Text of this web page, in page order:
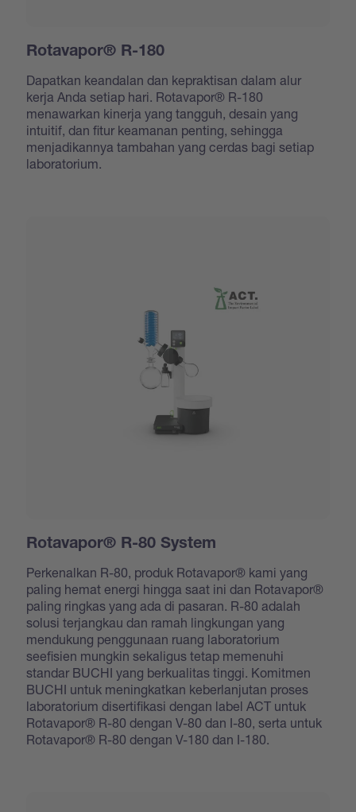
Rotavapor® R-180
Dapatkan keandalan dan kepraktisan dalam alur
kerja Anda setiap hari. Rotavapor® R-180
menawarkan kinerja yang tangguh, desain yang
intuitif, dan fitur keamanan penting, sehingga
menjadikannya tambahan yang cerdas bagi setiap
laboratorium.
Rotavapor® R-80 System
Perkenalkan R-80, produk Rotavapor® kami yang
paling hemat energi hingga saat ini dan Rotavapor®
paling ringkas yang ada di pasaran. R-80 adalah
solusi terjangkau dan ramah lingkungan yang
mendukung penggunaan ruang laboratorium
seefisien mungkin sekaligus tetap memenuhi
standar BUCHI yang berkualitas tinggi. Komitmen
BUCHI untuk meningkatkan keberlanjutan proses
laboratorium disertifikasi dengan label ACT untuk
Rotavapor® R-80 dengan V-80 dan I-80, serta untuk
Rotavapor® R-80 dengan V-180 dan I-180.